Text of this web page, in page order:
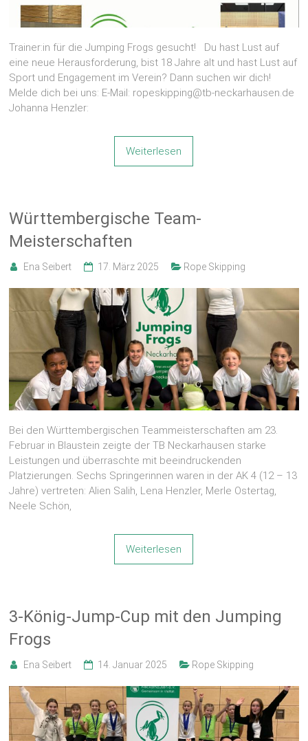
Trainer:in für die Jumping Frogs gesucht! Du hast Lust auf
eine neue Herausforderung, bist 18 Jahre alt und hast Lust auf
Sport und Engagement im Verein? Dann suchen wir dich!
Melde dich bei uns: E-Mail: ropeskipping@tb-neckarhausen.de
Johanna Henzler:
Weiterlesen
Württembergische Team-
Meisterschaften
Ena Seibert 17. März 2025 Rope Skipping
Bei den Württembergischen Teammeisterschaften am 23.
Februar in Blaustein zeigte der TB Neckarhausen starke
Leistungen und überraschte mit beeindruckenden
Platzierungen. Sechs Springerinnen waren in der AK 4 (12 – 13
Jahre) vertreten: Alien Salih, Lena Henzler, Merle Ostertag,
Neele Schön,
Weiterlesen
3-König-Jump-Cup mit den Jumping
Frogs
Ena Seibert 14. Januar 2025 Rope Skipping